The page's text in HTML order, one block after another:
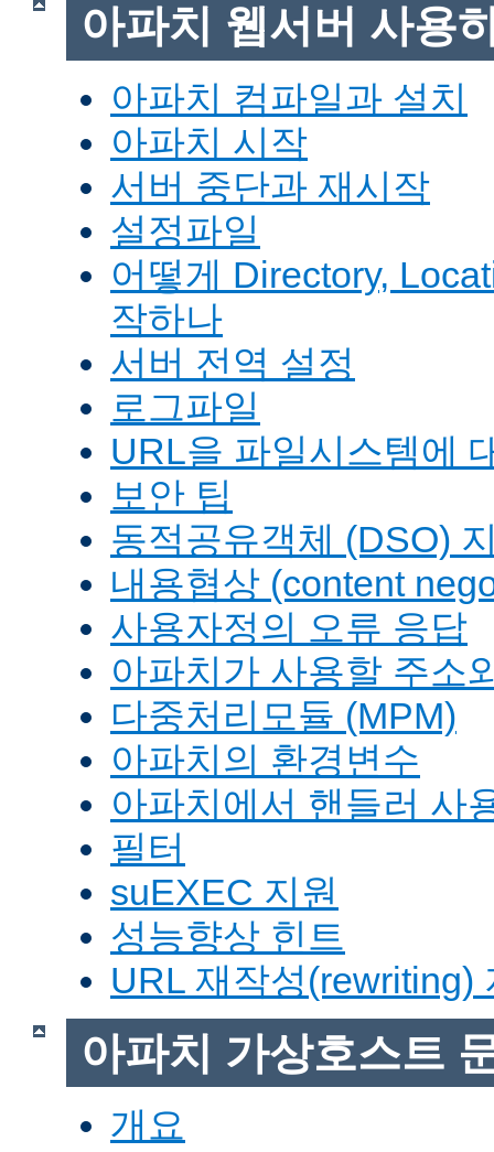
아파치 웹서버 사용
아파치 컴파일과 설치
아파치 시작
서버 중단과 재시작
설정파일
어떻게 Directory,
작하나
서버 전역 설정
로그파일
URL을 파일시스템에
보안 팁
동적공유객체 (DSO)
내용협상 (content
사용자정의 오류 응답
아파치가 사용할 주소
다중처리모듈 (MPM)
아파치의 환경변수
아파치에서 핸들러 사
필터
suEXEC 지원
성능향상 힌트
URL 재작성(rewriting)
아파치 가상호스트
개요